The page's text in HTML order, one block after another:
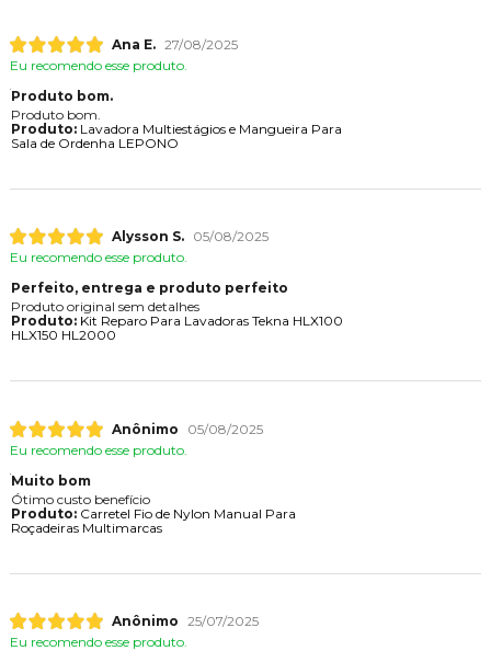
Ana E. 27/08/2025
Eu recomendo esse produto.
Produto bom.
Produto bom.
Produto:Lavadora Multiestágios e Mangueira Para
Sala de Ordenha LEPONO
Alysson S.
05/08/2025
Eu recomendo esse produto.
Perfeito, entrega e produto perfeito
Produto original sem detalhes
Produto:Kit Reparo Para Lavadoras Tekna HLX100
HLX150 HL2000
Anônimo
05/08/2025
Eu recomendo esse produto.
Muito bom
Ótimo custo benefício
Produto:Carretel Fio de Nylon Manual Para
Roçadeiras Multimarcas
Anônimo 25/07/2025
Eu recomendo esse produto.